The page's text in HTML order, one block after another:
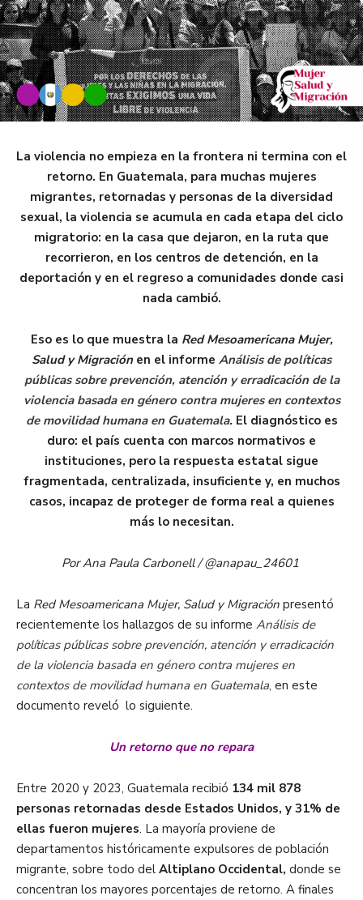
La violencia no empieza en la frontera ni termina con el
retorno. En Guatemala, para muchas mujeres
migrantes, retornadas y personas de la diversidad
sexual, la violencia se acumula en cada etapa del ciclo
migratorio: en la casa que dejaron, en la ruta que
recorrieron, en los centros de detención, en la
deportación y en el regreso a comunidades donde casi
nada cambió.
Eso es lo que muestra la Red Mesoamericana Mujer,
Salud y Migración en el informe Análisis de políticas
públicas sobre prevención, atención y erradicación de la
violencia basada en género contra mujeres en contextos
de movilidad humana en Guatemala. El diagnóstico es
duro: el país cuenta con marcos normativos e
instituciones, pero la respuesta estatal sigue
fragmentada, centralizada, insuficiente y, en muchos
casos, incapaz de proteger de forma real a quienes
más lo necesitan.
Por Ana Paula Carbonell / @anapau_24601
La Red Mesoamericana Mujer, Salud y Migración presentó
recientemente los hallazgos de su informe Análisis de
políticas públicas sobre prevención, atención y erradicación
de la violencia basada en género contra mujeres en
contextos de movilidad humana en Guatemala, en este
documento reveló lo siguiente.
Un retorno que no repara
Entre 2020 y 2023, Guatemala recibió 134 mil 878
personas retornadas desde Estados Unidos, y 31% de
ellas fueron mujeres. La mayoría proviene de
departamentos históricamente expulsores de población
migrante, sobre todo del Altiplano Occidental, donde se
concentran los mayores porcentajes de retorno. A finales